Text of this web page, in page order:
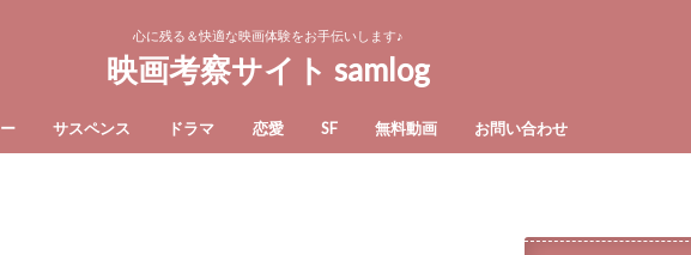
心に残る＆快適な映画体験をお手伝いします♪
映画考察サイト samlog
サスペンス ドラマ 恋愛 SF 無料動画 お問い合わせ